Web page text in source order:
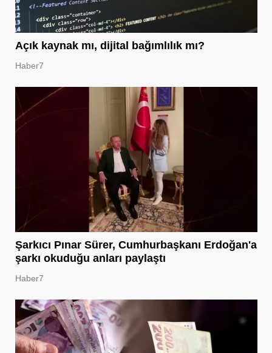
Açık kaynak mı, dijital bağımlılık mı?
Haber7
Şarkıcı Pınar Sürer, Cumhurbaşkanı Erdoğan'a
şarkı okuduğu anları paylaştı
Haber7